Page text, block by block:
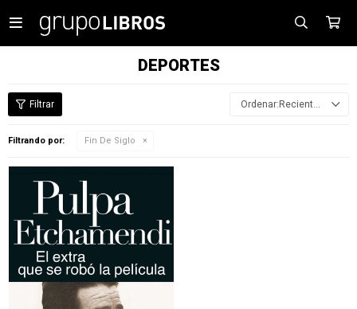

DEPORTES
Recientes
Filtrando por: Fin De Siglo